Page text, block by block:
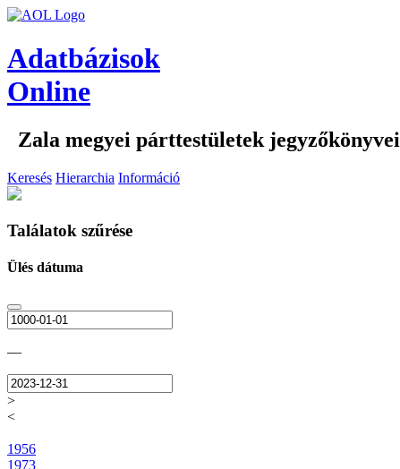
Adatbázisok
Online
Zala megyei párttestületek jegyzőkönyvei
Keresés Hierarchia Információ
Találatok szűrése
Ülés dátuma
—
>
<
1956
1973